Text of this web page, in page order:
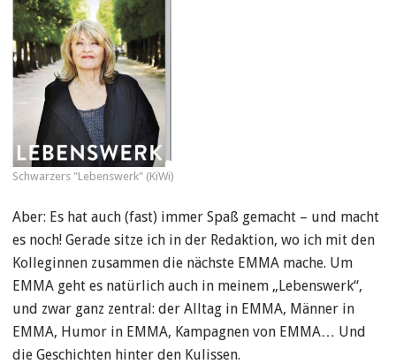
Schwarzers "Lebenswerk" (KiWi)
Aber: Es hat auch (fast) immer Spaß gemacht – und macht
es noch! Gerade sitze ich in der Redaktion, wo ich mit den
Kolleginnen zusammen die nächste EMMA mache. Um
EMMA geht es natürlich auch in meinem „Lebenswerk“,
und zwar ganz zentral: der Alltag in EMMA, Männer in
EMMA, Humor in EMMA, Kampagnen von EMMA… Und
die Geschichten hinter den Kulissen.